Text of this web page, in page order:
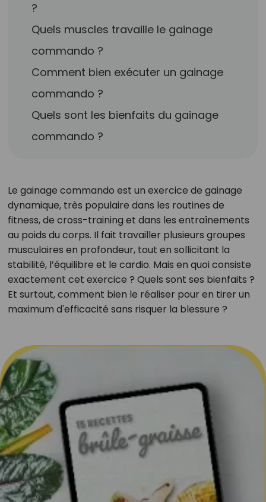
?
Quels muscles travaille le gainage
commando ?
Comment bien exécuter un gainage
commando ?
Quels sont les bienfaits du gainage
commando ?
Le gainage commando est un exercice de gainage
dynamique, très populaire dans les routines de
fitness, de cross-training et dans les entraînements
au poids du corps. Il fait travailler plusieurs groupes
musculaires en profondeur, tout en sollicitant la
stabilité, l’équilibre et le cardio. Mais en quoi consiste
exactement cet exercice ? Quels sont ses bienfaits ?
Et surtout, comment bien le réaliser pour en tirer un
maximum d'efficacité sans risquer la blessure ?